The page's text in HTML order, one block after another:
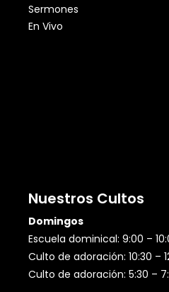
Sermones
En Vivo
Nuestros Cultos
Domingos
Escuela dominical: 9:00 –
Culto de adoración: 10:30 –
Culto de adoración: 5:30 –